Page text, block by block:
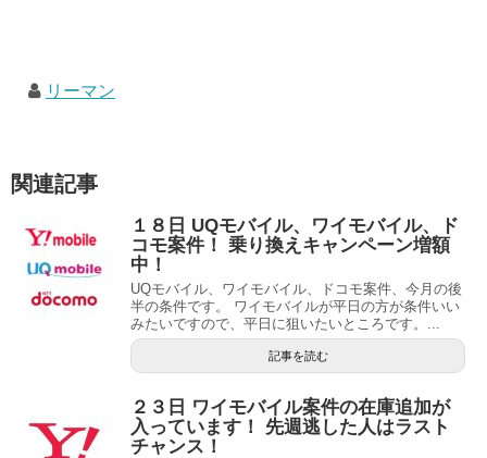
リーマン
関連記事
１８日 UQモバイル、ワイモバイル、ド
コモ案件！ 乗り換えキャンペーン増額
中！
UQモバイル、ワイモバイル、ドコモ案件、今月の後
半の条件です。 ワイモバイルが平日の方が条件いい
みたいですので、平日に狙いたいところです。...
記事を読む
２３日 ワイモバイル案件の在庫追加が
入っています！ 先週逃した人はラスト
チャンス！